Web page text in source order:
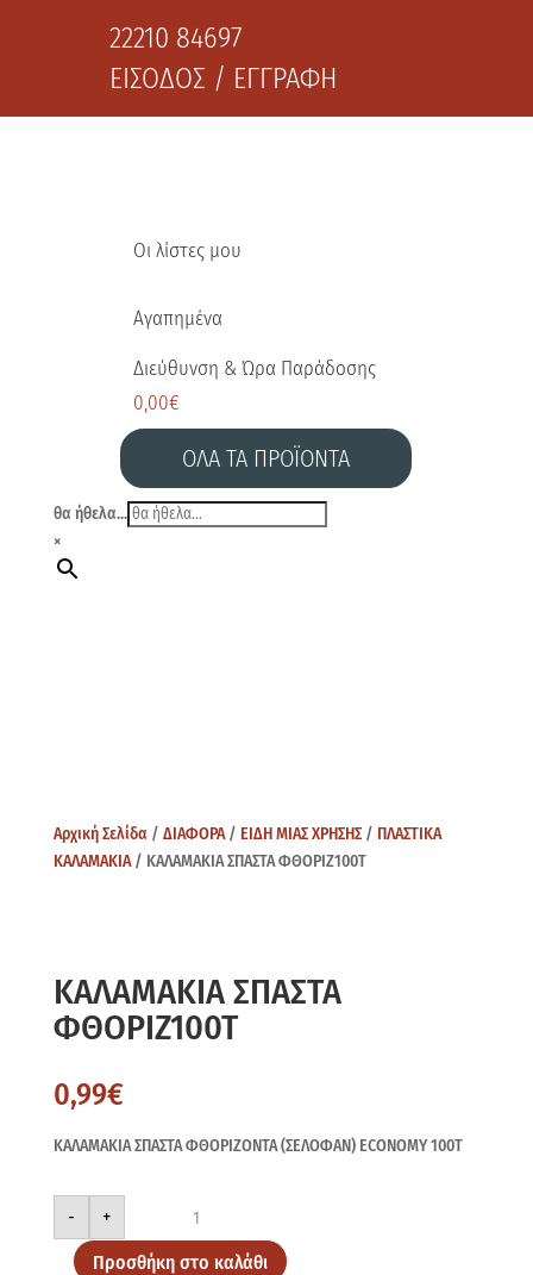
22210 84697
ΕΙΣΟΔΟΣ / ΕΓΓΡΑΦΗ
Οι λίστες μου
Αγαπημένα
Διεύθυνση & Ώρα Παράδοσης
0,00€
ΟΛΑ ΤΑ ΠΡΟΪΟΝΤΑ
θα ήθελα...
×
Αρχική Σελίδα / ΔΙΑΦΟΡΑ/ ΕΙΔΗ ΜΙΑΣ ΧΡΗΣΗΣ/ ΠΛΑΣΤΙΚΑ
ΚΑΛΑΜΑΚΙΑ/ ΚΑΛΑΜΑΚΙΑ ΣΠΑΣΤΑ ΦΘΟΡΙΖ100Τ
ΚΑΛΑΜΑΚΙΑ ΣΠΑΣΤΑ
ΦΘΟΡΙΖ100Τ
0,99€
ΚΑΛΑΜΑΚΙΑ ΣΠΑΣΤΑ ΦΘΟΡΙΖΟΝΤΑ (ΣΕΛΟΦΑΝ) ECONOMY 100Τ
-
ΚΑΛΑΜΑΚΙΑ
ΦΘΟΡΙΖ100Τ
ποσότητα
+
Προσθήκη στο καλάθι